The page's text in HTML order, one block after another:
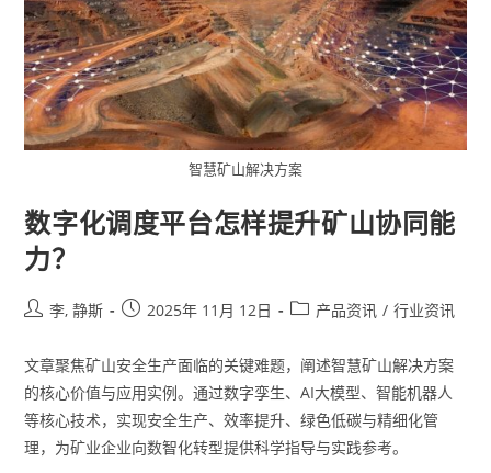
智慧矿山解决方案
数字化调度平台怎样提升矿山协同能
力？
李, 静斯 2025年 11月 12日 产品资讯 / 行业资讯
文章聚焦矿山安全生产面临的关键难题，阐述智慧矿山解决方案
的核心价值与应用实例。通过数字孪生、AI大模型、智能机器人
等核心技术，实现安全生产、效率提升、绿色低碳与精细化管
理，为矿业企业向数智化转型提供科学指导与实践参考。